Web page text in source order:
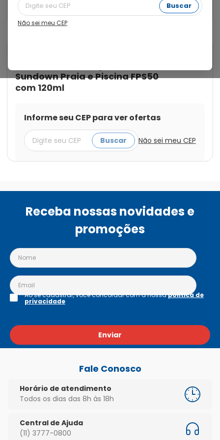
Buscar
Não sei meu CEP
tripla proteção, ajuda a proteger a pele de elementos
agressores como o sol, cloro e a água salgada do mar.
Sundown Praia e Piscina FPS50
com 120ml
Informe seu CEP para ver ofertas
Buscar Não sei meu CEP
Receba nossas novidades e
promoções
Enviar
Ao se cadastrar, você concordar com a nossapolítica de
privacidade
Fale Conosco
Horário de atendimento
Todos os dias das 8h às 18h
Central de Ajuda
(11) 3777-0800